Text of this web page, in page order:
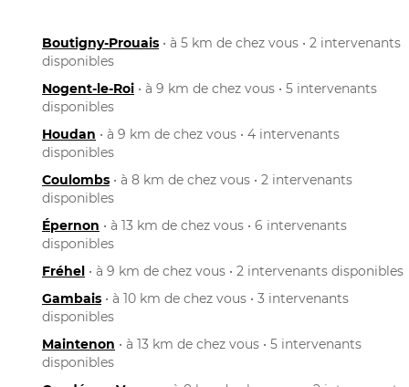
Boutigny-Prouais • à 5 km de chez vous • 2 intervenants
disponibles
Nogent-le-Roi • à 9 km de chez vous • 5 intervenants
disponibles
Houdan • à 9 km de chez vous • 4 intervenants
disponibles
Coulombs • à 8 km de chez vous • 2 intervenants
disponibles
Épernon • à 13 km de chez vous • 6 intervenants
disponibles
Fréhel • à 9 km de chez vous • 2 intervenants disponibles
Gambais • à 10 km de chez vous • 3 intervenants
disponibles
Maintenon • à 13 km de chez vous • 5 intervenants
disponibles